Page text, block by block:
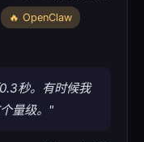
🔥 OpenClaw
秒。有时候我
量级。"